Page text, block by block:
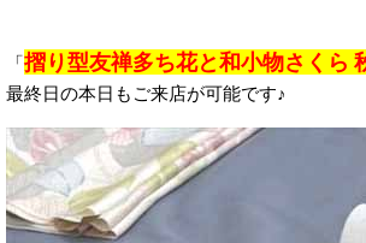
「摺り型友禅多ち花と和小物さくら
最終日の本日もご来店が可能です♪